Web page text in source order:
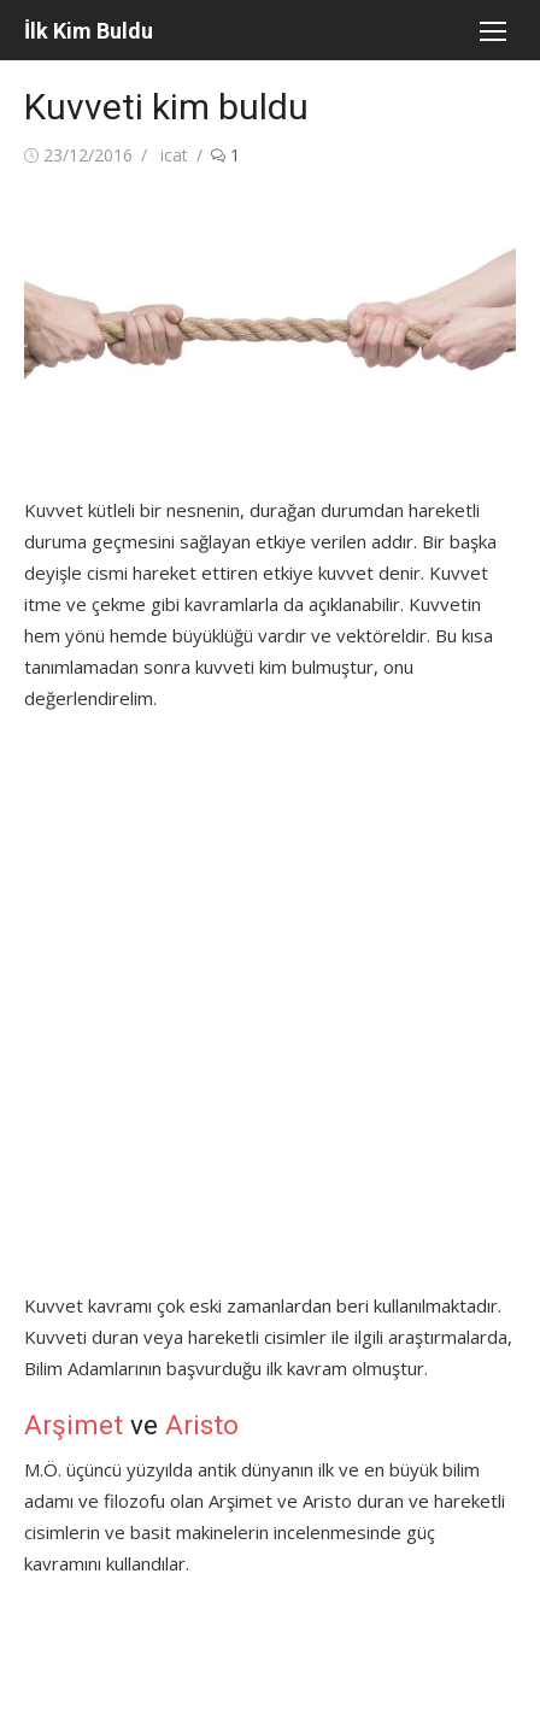
Skip
İlk Kim Buldu
Kuvveti kim buldu
Posted
23/12/2016 Author
icat 1
Kuvvet kütleli bir nesnenin, durağan durumdan hareketli
duruma geçmesini sağlayan etkiye verilen addır. Bir başka
deyişle cismi hareket ettiren etkiye kuvvet denir. Kuvvet
itme ve çekme gibi kavramlarla da açıklanabilir. Kuvvetin
hem yönü hemde büyüklüğü vardır ve vektöreldir. Bu kısa
tanımlamadan sonra kuvveti kim bulmuştur, onu
değerlendirelim.
Kuvvet kavramı çok eski zamanlardan beri kullanılmaktadır.
Kuvveti duran veya hareketli cisimler ile ilgili araştırmalarda,
Bilim Adamlarının başvurduğu ilk kavram olmuştur.
Arşimet ve Aristo
M.Ö. üçüncü yüzyılda antik dünyanın ilk ve en büyük bilim
adamı ve filozofu olan Arşimet ve Aristo duran ve hareketli
cisimlerin ve basit makinelerin incelenmesinde güç
kavramını kullandılar.